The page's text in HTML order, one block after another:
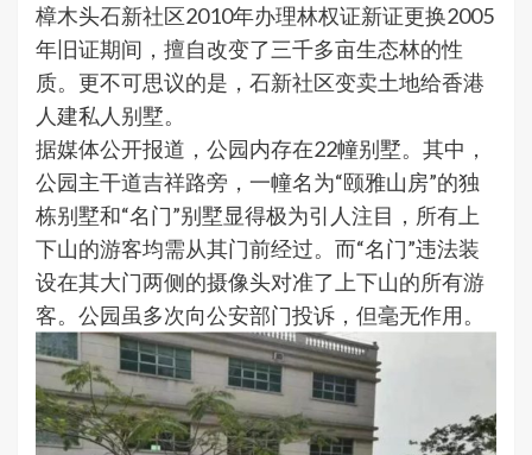
樟木头石新社区2010年办理林权证新证更换2005
年旧证期间，擅自改变了三千多亩生态林的性
质。更不可思议的是，石新社区变卖土地给香港
人建私人别墅。
据媒体公开报道，公园内存在22幢别墅。其中，
公园主干道吉祥路旁，一幢名为“颐雅山房”的独
栋别墅和“名门”别墅显得极为引人注目，所有上
下山的游客均需从其门前经过。而“名门”违法装
设在其大门两侧的摄像头对准了上下山的所有游
客。公园虽多次向公安部门投诉，但毫无作用。